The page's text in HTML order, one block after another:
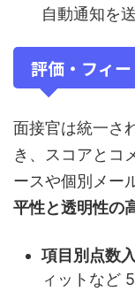
自動通知を
評価・フィ
面接官は統一さ
き、スコアとコ
ースや個別メー
平性と透明性の
項目別点数
ィットなど